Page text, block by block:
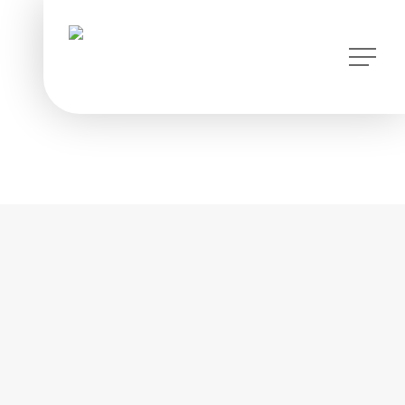
instagramMenu